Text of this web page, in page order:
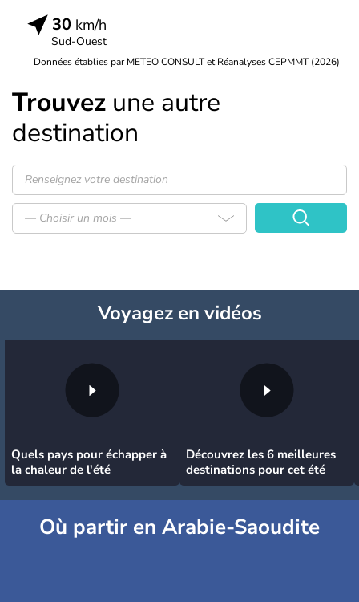
30km/h
Sud-Ouest
Données établies par METEO CONSULT et Réanalyses CEPMMT (2026)
Trouvez une autre
destination
— Choisir un mois —
Voyagezen vidéos
Quels pays pour échapper à
la chaleur de l'été
Découvrez les 6 meilleures
destinations pour cet été
Où partir en Arabie-Saoudite